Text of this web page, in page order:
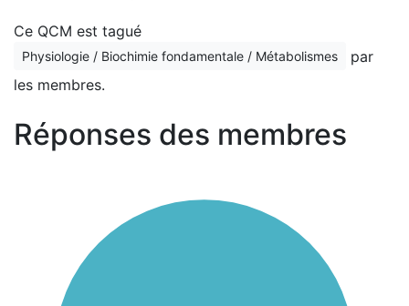
Ce QCM est tagué
Physiologie / Biochimie fondamentale / Métabolismes
par
les membres.
Réponses des membres